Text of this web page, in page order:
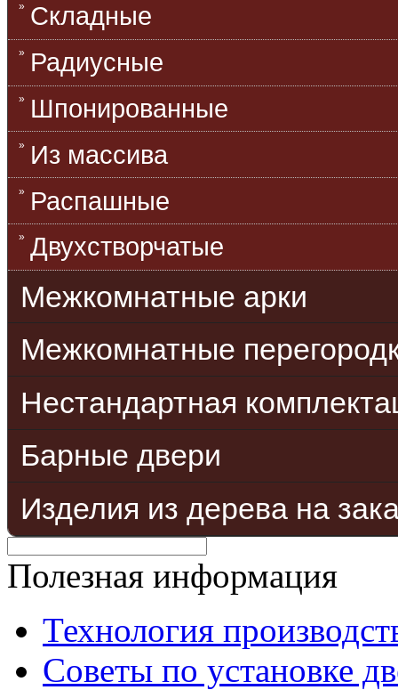
Складные
Радиусные
Шпонированные
Из массива
Распашные
Двухстворчатые
Межкомнатные арки
Межкомнатные
Нестандартная
Барные двери
Изделия из дерева на
Полезная информация
Технология
Советы по установке